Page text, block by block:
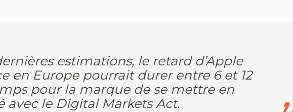
estimations, le retard d’Apple
en Europe pourrait durer entre 6 et 12
pour la marque de se mettre en
avec le Digital Markets Act.